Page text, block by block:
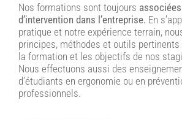
Nos formations sont toujours
d’intervention dans l’entreprise. En
pratique et notre expérience terrain,
principes, méthodes et outils
la formation et les objectifs de nos
Nous effectuons aussi des
d’étudiants en ergonomie ou en
professionnels.